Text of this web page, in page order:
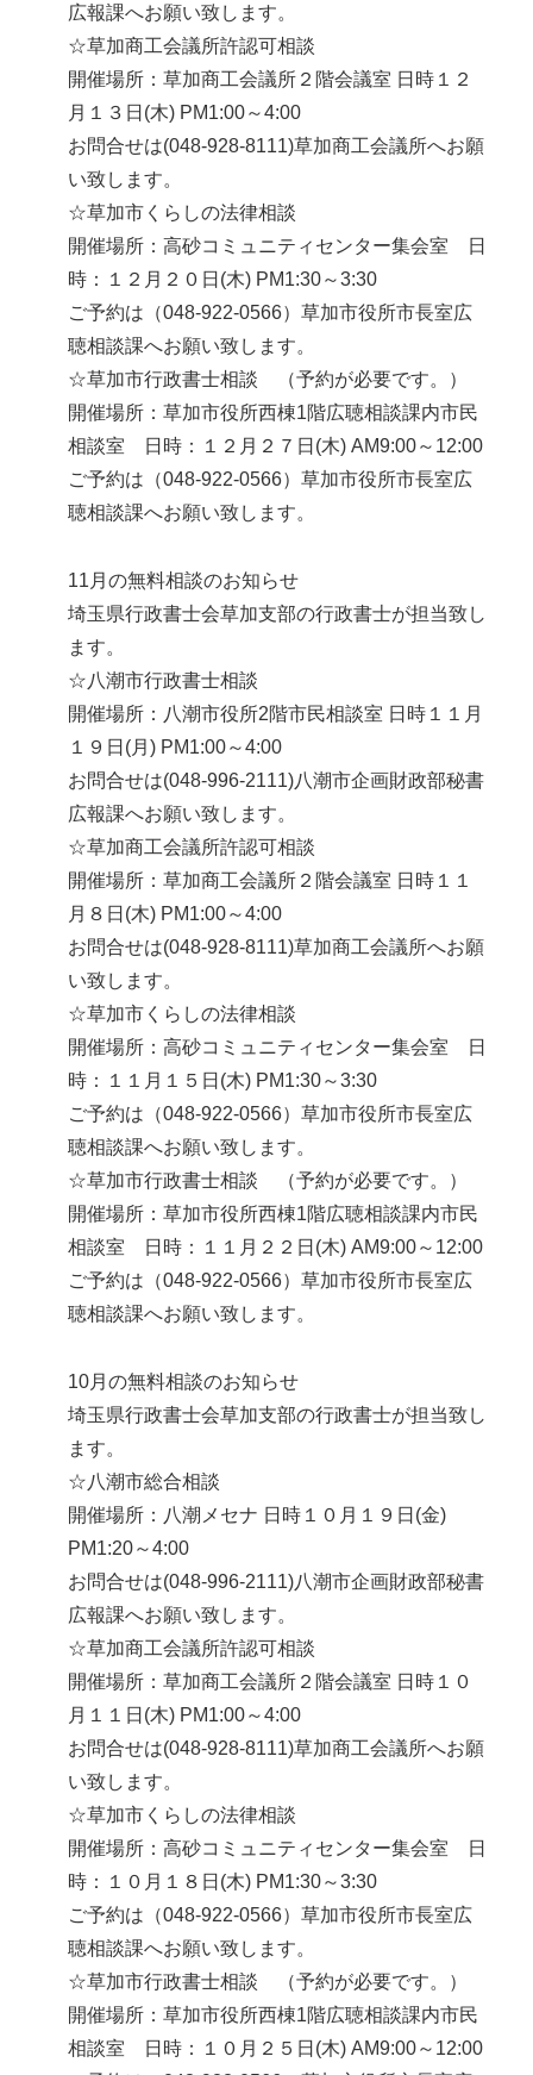
広報課へお願い致します。
☆草加商工会議所許認可相談
開催場所：草加商工会議所２階会議室 日時１２
月１３日(木) PM1:00～4:00
お問合せは(048-928-8111)草加商工会議所へお願
い致します。
☆草加市くらしの法律相談
開催場所：高砂コミュニティセンター集会室 日
時：１２月２０日(木) PM1:30～3:30
ご予約は（048-922-0566）草加市役所市長室広
聴相談課へお願い致します。
☆草加市行政書士相談 （予約が必要です。）
開催場所：草加市役所西棟1階広聴相談課内市民
相談室 日時：１２月２７日(木) AM9:00～12:00
ご予約は（048-922-0566）草加市役所市長室広
聴相談課へお願い致します。
11月の無料相談のお知らせ
埼玉県行政書士会草加支部の行政書士が担当致し
ます。
☆八潮市行政書士相談
開催場所：八潮市役所2階市民相談室 日時１１月
１９日(月) PM1:00～4:00
お問合せは(048-996-2111)八潮市企画財政部秘書
広報課へお願い致します。
☆草加商工会議所許認可相談
開催場所：草加商工会議所２階会議室 日時１１
月８日(木) PM1:00～4:00
お問合せは(048-928-8111)草加商工会議所へお願
い致します。
☆草加市くらしの法律相談
開催場所：高砂コミュニティセンター集会室 日
時：１１月１５日(木) PM1:30～3:30
ご予約は（048-922-0566）草加市役所市長室広
聴相談課へお願い致します。
☆草加市行政書士相談 （予約が必要です。）
開催場所：草加市役所西棟1階広聴相談課内市民
相談室 日時：１１月２２日(木) AM9:00～12:00
ご予約は（048-922-0566）草加市役所市長室広
聴相談課へお願い致します。
10月の無料相談のお知らせ
埼玉県行政書士会草加支部の行政書士が担当致し
ます。
☆八潮市総合相談
開催場所：八潮メセナ 日時１０月１９日(金)
PM1:20～4:00
お問合せは(048-996-2111)八潮市企画財政部秘書
広報課へお願い致します。
☆草加商工会議所許認可相談
開催場所：草加商工会議所２階会議室 日時１０
月１１日(木) PM1:00～4:00
お問合せは(048-928-8111)草加商工会議所へお願
い致します。
☆草加市くらしの法律相談
開催場所：高砂コミュニティセンター集会室 日
時：１０月１８日(木) PM1:30～3:30
ご予約は（048-922-0566）草加市役所市長室広
聴相談課へお願い致します。
☆草加市行政書士相談 （予約が必要です。）
開催場所：草加市役所西棟1階広聴相談課内市民
相談室 日時：１０月２５日(木) AM9:00～12:00